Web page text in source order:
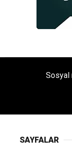
Sosyal
SAYFALAR